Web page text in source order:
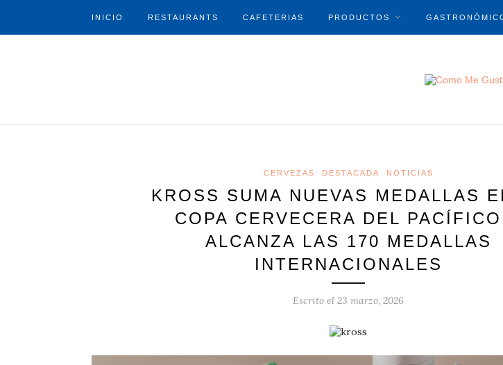
INICIO RESTAURANTS CAFETERIAS PRODUCTOS
CERVEZAS DESTACADA NOTICIAS
KROSS SUMA NUEVAS MEDALLAS
COPA CERVECERA DEL
ALCANZA LAS 170 MEDALLAS
INTERNACIONALES
Escrito el 23 marzo, 2026